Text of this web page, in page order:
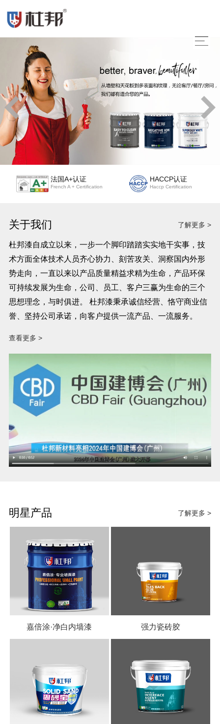
法国A+认证
French A + Certification
HACCP认证
Haccp Certification
关于我们 了解更多 >
杜邦漆自成立以来，一步一个脚印踏踏实实地干实事，技
术方面全体技术人员齐心协力、刻苦攻关、洞察国内外形
势走向，一直以来以产品质量精益求精为生命，产品环保
可持续发展为生命，公司、员工、客户三赢为生命的三个
思想理念，与时俱进。 杜邦漆秉承诚信经营、恪守商业信
誉、坚持公司承诺，向客户提供一流产品、一流服务。
查看更多 >
明星产品 了解更多 >
嘉倍涂·净白内墙漆 强力瓷砖胶